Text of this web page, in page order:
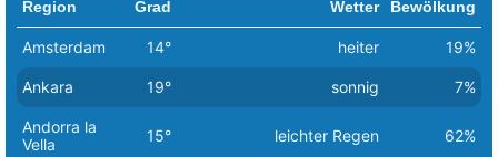
Region Grad Wetter Bewölkung
Amsterdam 14° heiter 19%
Ankara 19° sonnig 7%
Andorra la
Vella
15° leichter Regen 62%